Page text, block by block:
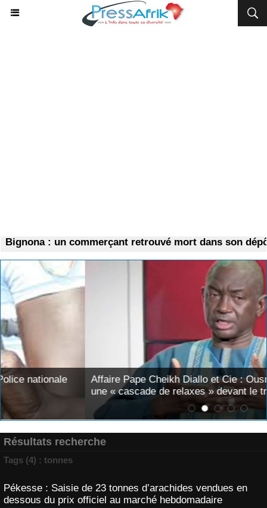
: un commerçant retrouvé mort dans son dépôt
Affaire Pape Cheikh Diallo et Cie : Ousmane Kane prédit
une « cascade de relaxes » devant le tribunal si...
Résultats recherche
Tags (4) : tonnes
Pékesse : Saisie de 23 tonnes d’arachides vendues en
dessous du prix officiel au marché hebdomadaire